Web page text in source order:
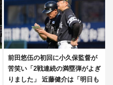
前田悠伍の初回に小久保監督が
苦笑い「2戦連続の満塁弾がよぎ
りました」 近藤健介は「明日も